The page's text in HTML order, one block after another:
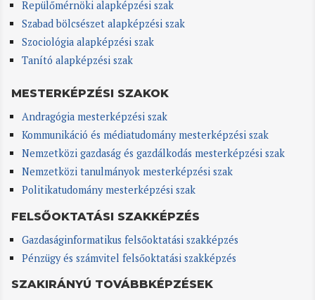
Repülőmérnöki alapképzési szak
Szabad bölcsészet alapképzési szak
Szociológia alapképzési szak
Tanító alapképzési szak
MESTERKÉPZÉSI SZAKOK
Andragógia mesterképzési szak
Kommunikáció és médiatudomány mesterképzési szak
Nemzetközi gazdaság és gazdálkodás mesterképzési szak
Nemzetközi tanulmányok mesterképzési szak
Politikatudomány mesterképzési szak
FELSŐOKTATÁSI SZAKKÉPZÉS
Gazdaságinformatikus felsőoktatási szakképzés
Pénzügy és számvitel felsőoktatási szakképzés
SZAKIRÁNYÚ TOVÁBBKÉPZÉSEK